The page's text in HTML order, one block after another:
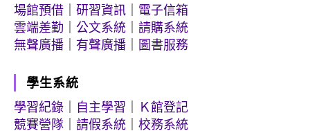
場館預借
研習資訊
電子信箱
雲端差勤
公文系統
請購系統
無聲廣播
有聲廣播 圖書服務
學生系統
學習紀錄
自主學習
Ｋ館登記
競賽營隊
請假系統 校務系統